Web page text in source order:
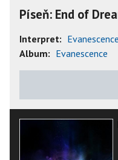
Píseň: End of
Interpret: Evanescence
Album: Evanescence